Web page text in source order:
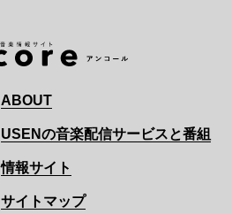
ABOUT
USENの音楽配信サービスと番組
情報サイト
サイトマップ